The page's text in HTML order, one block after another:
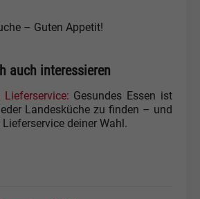
– Guten Appetit!
auch interessieren
Lieferservice: Gesundes Essen ist
Landesküche zu finden – und
deiner Wahl.